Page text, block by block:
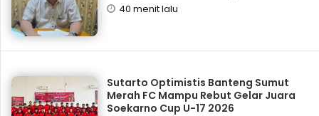
40 menit lalu
Sutarto Optimistis Banteng Sumut
Merah FC Mampu Rebut Gelar Juara
Soekarno Cup U-17 2026